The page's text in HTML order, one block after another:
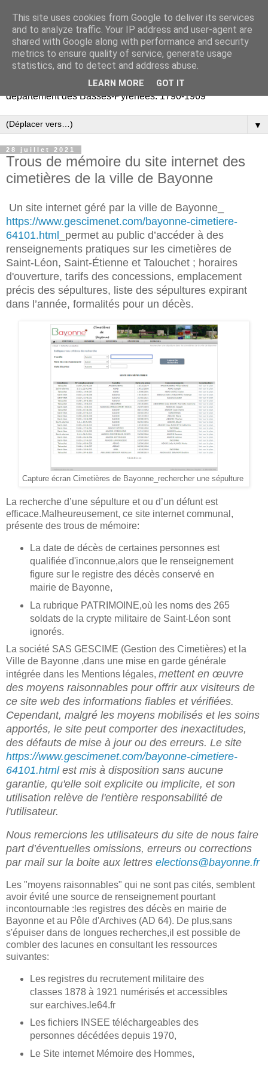
Retours vers les Basses-
Pyrénées
Partage d'archives publiques et privées liées au
département des Basses-Pyrénées. 1790-1969
▼
28 juillet 2021
Trous de mémoire du site internet des
cimetières de la ville de Bayonne
Un site internet géré par la ville de Bayonne_
https://www.gescimenet.com/bayonne-cimetiere-
64101.html _permet au public d’accéder à des
renseignements pratiques sur les cimetières de
Saint-Léon, Saint-Étienne et Talouchet ; horaires
d'ouverture, tarifs des concessions, emplacement
précis des sépultures, liste des sépultures expirant
dans l’année, formalités pour un décès.
Capture écran Cimetières de Bayonne_rechercher une sépulture
La recherche d’une sépulture et ou d’un défunt est
efficace.Malheureusement, ce site internet communal,
présente des trous de mémoire:
La date de décès de certaines personnes est
qualifiée d'inconnue,alors que le renseignement
figure sur le registre des décès conservé en
mairie de Bayonne,
La rubrique PATRIMOINE,où les noms des 265
soldats de la crypte militaire de Saint-Léon sont
ignorés.
La société SAS GESCIME (Gestion des Cimetières) et la
Ville de Bayonne ,dans une mise en garde générale
intégrée dans les Mentions légales, mettent en œuvre
des moyens raisonnables pour offrir aux visiteurs de
ce site web des informations fiables et vérifiées.
Cependant, malgré les moyens mobilisés et les soins
apportés, le site peut comporter des inexactitudes,
des défauts de mise à jour ou des erreurs. Le site
https://www.gescimenet.com/bayonne-cimetiere-
64101.htmlest mis à disposition sans aucune
garantie, qu'elle soit explicite ou implicite, et son
utilisation relève de l'entière responsabilité de
l'utilisateur.
Nous remercions les utilisateurs du site de nous faire
part d’éventuelles omissions, erreurs ou corrections
par mail sur la boite aux lettres elections@bayonne.fr
Les "moyens raisonnables" qui ne sont pas cités, semblent
avoir évité une source de renseignement pourtant
incontournable :les registres des décès en mairie de
Bayonne et au Pôle d'Archives (AD 64). De plus,sans
s'épuiser dans de longues recherches,il est possible de
combler des lacunes en consultant les ressources
suivantes:
Les registres du recrutement militaire des
classes 1878 à 1921 numérisés et accessibles
sur earchives.le64.fr
Les fichiers INSEE téléchargeables des
personnes décédées depuis 1970,
Le Site internet Mémoire des Hommes,
This site uses cookies from Google to deliver its services
and to analyze traffic. Your IP address and user-agent are
shared with Google along with performance and security
metrics to ensure quality of service, generate usage
statistics, and to detect and address abuse.
LEARN MORE GOT IT